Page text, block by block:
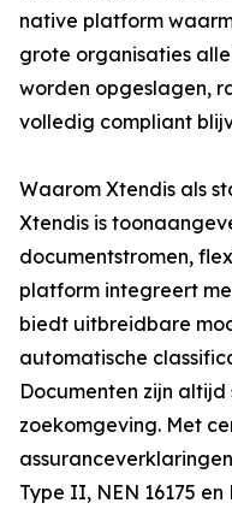
native platform
grote organisaties
worden opgeslagen,
volledig compliant
Waarom Xtendis als
Xtendis is
documentstromen,
platform integreert
biedt uitbreidbare
automatische
Documenten zijn
zoekomgeving. Met
Type II, NEN 16175